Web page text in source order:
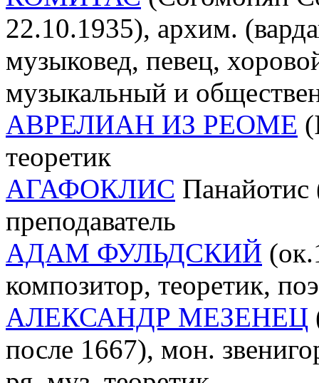
22.10.1935), архим.
музыковед, певец,
музыкальный и
АВРЕЛИАН ИЗ РЕОМЕ
теоретик
АГАФОКЛИС Панайотис
преподаватель
АДАМ ФУЛЬДСКИЙ
композитор, теоретик,
АЛЕКСАНДР МЕЗЕНЕЦ
после 1667), мон.